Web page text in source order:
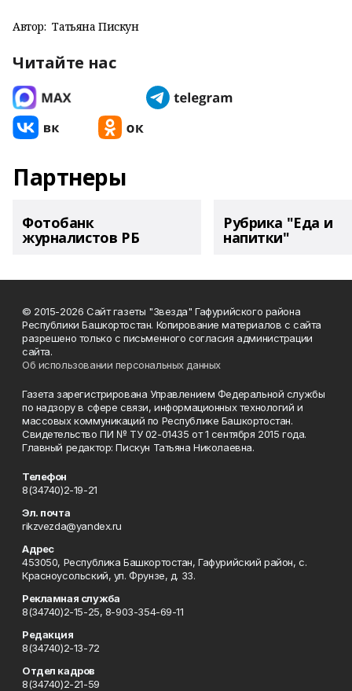
Автор: Татьяна Пискун
Читайте нас
Партнеры
Фотобанк
журналистов РБ
Рубрика "Еда и
напитки"
© 2015-2026 Сайт газеты "Звезда" Гафурийского района
Республики Башкортостан. Копирование материалов с сайта
разрешено только с письменного согласия администрации
сайта.
Об использовании персональных данных
Газета зарегистрирована Управлением Федеральной службы
по надзору в сфере связи, информационных технологий и
массовых коммуникаций по Республике Башкортостан.
Свидетельство ПИ № ТУ 02-01435 от 1 сентября 2015 года.
Главный редактор: Пискун Татьяна Николаевна.
Телефон
8(34740)2-19-21
Эл. почта
rikzvezda@yandex.ru
Адрес
453050, Республика Башкортостан, Гафурийский район, с.
Красноусольский, ул. Фрунзе, д. 33.
Рекламная служба
8(34740)2-15-25, 8-903-354-69-11
Редакция
8(34740)2-13-72
Отдел кадров
8(34740)2-21-59